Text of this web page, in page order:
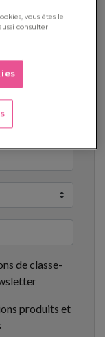
de classe-
produits et
vous êtes le
consulter